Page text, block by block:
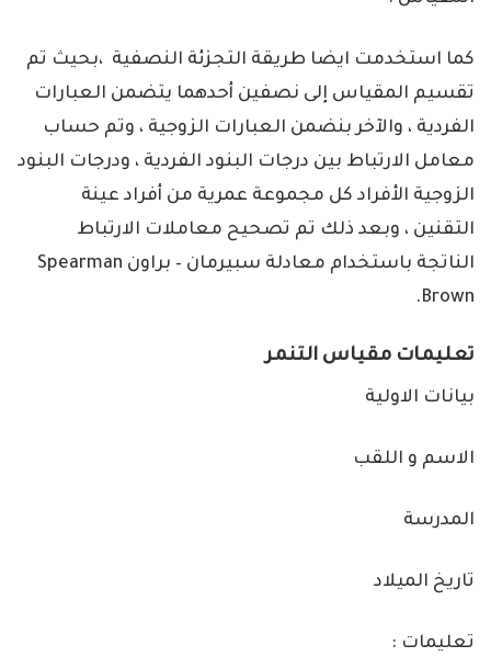
كما استخدمت ايضا طريقة التجزئة النصفية ،بحيث تم
تقسيم المقياس إلى نصفين أحدهما يتضمن العبارات
الفردية ، والآخر بنضمن العبارات الزوجية ، وتم حساب
معامل الارتباط بين درجات البنود الفردية ، ودرجات البنود
الزوجية الأفراد كل مجموعة عمرية من أفراد عينة
التقنين ، وبعد ذلك تم تصحيح معاملات الارتباط
الناتجة باستخدام معادلة سبيرمان – براون Spearman
Brown
.
تعليمات مقياس التنمر
بيانات الاولية
الاسم و اللقب
المدرسة
تاريخ الميلاد
تعليمات :